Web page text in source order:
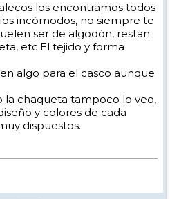
los encontramos todos
incómodos, no siempre te
ser de algodón, restan
etc.El tejido y forma
algo para el casco aunque
la chaqueta tampoco lo veo,
y colores de cada
dispuestos.